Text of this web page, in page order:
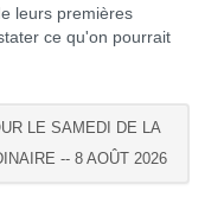
leurs premières
ce qu'on pourrait
LE SAMEDI DE LA
-- 8 AOÛT 2026